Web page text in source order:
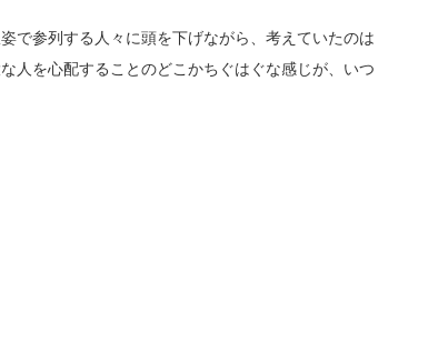
で参列する人々に頭を下げながら、考えていたのは
人を心配することのどこかちぐはぐな感じが、いつ